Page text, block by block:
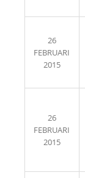
26
FEBRUARI
2015
26
FEBRUARI
2015